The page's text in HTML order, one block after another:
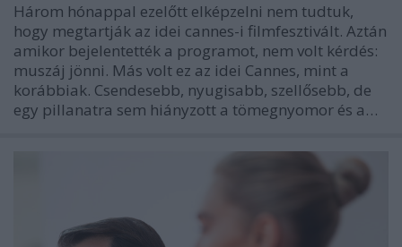
Három hónappal ezelőtt elképzelni nem tudtuk,
hogy megtartják az idei cannes-i filmfesztivált. Aztán
amikor bejelentették a programot, nem volt kérdés:
muszáj jönni. Más volt ez az idei Cannes, mint a
korábbiak. Csendesebb, nyugisabb, szellősebb, de
egy pillanatra sem hiányzott a tömegnyomor és a…